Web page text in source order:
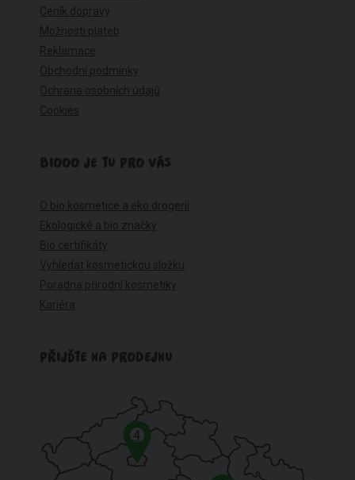
Ceník dopravy
Možnosti plateb
Reklamace
Obchodní podmínky
Ochrana osobních údajů
Cookies
BIOOO JE TU PRO VÁS
O bio kosmetice a eko drogerii
Ekologické a bio značky
Bio certifikáty
Vyhledat kosmetickou složku
Poradna přírodní kosmetiky
Kariéra
PŘIJĎTE NA PRODEJNU
4